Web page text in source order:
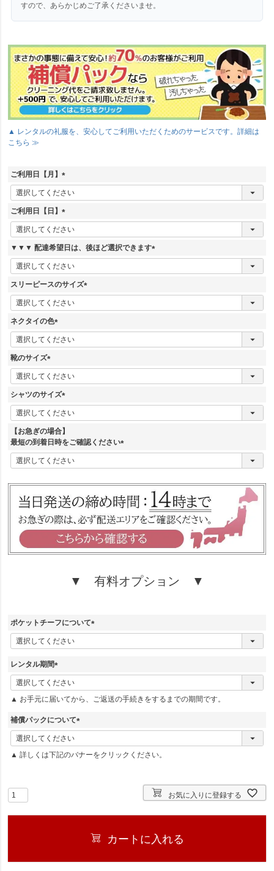
すので、あらかじめご了承くださいませ。
▲ レンタルの礼服を、安心してご利用いただくためのサービスです。詳細は
こちら ≫
ご利用日【月】
(
必
須
)
ご利用日【日】
(
必
須
)
▼▼▼ 配達希望日は、後ほど選択できます
(
必
)
スリーピースのサイズ
(
必
)
ネクタイの色
(
必
)
靴のサイズ
(
必
須
)
シャツのサイズ
(
必
須
)
【お急ぎの場合】
最短の到着日時をご確認ください
(
必
▼ 有料オプション ▼
ポケットチーフについて
(
必
レンタル期間
(
必
須
▲ お手元に届いてから、ご返送の手続きをするまでの期間です。
補償パックについて
(
必
須
▲ 詳しくは下記のバナーをクリックください。
お気に入りに登録する
カートに入れる